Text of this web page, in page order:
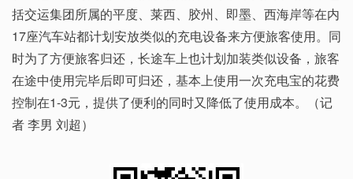
括交运集团所属的平度、莱西、胶州、即墨、西海岸等在内
17座汽车站都计划安放类似的充电设备来方便旅客使用。同
时为了方便旅客归还，长途车上也计划加装类似设备，旅客
在途中使用完毕后即可归还，基本上使用一次充电宝的花费
控制在1-3元，提供了便利的同时又降低了使用成本。（记
者 李男 刘超）